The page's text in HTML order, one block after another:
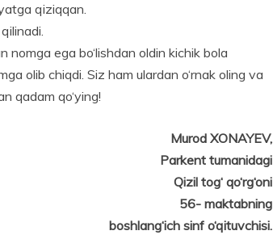
qiziqqan.
nomga ega bo‘lishdan oldin kichik bola
olib chiqdi. Siz ham ulardan o‘rnak oling va
qadam qo‘ying!
Murod XONAYEV,
Parkent tumanidagi
Qizil tog‘ qo‘rg‘oni
56- maktabning
boshlang‘ich sinf o‘qituvchisi.